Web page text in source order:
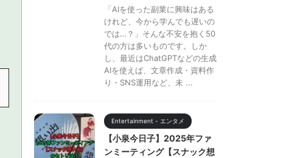
「AIを使った副業に興味はある
けれど、今から学んでも遅いの
では…？」そんな不安を抱く50
代の方は多いものです。しか
し、最近はChatGPTなどの生成
AIを使えば、文章作成・資料作
り・SNS運用など、未 ...
Entertainment - エンタメ
【小泉今日子】2025年ファ
ンミーティング【スナック想